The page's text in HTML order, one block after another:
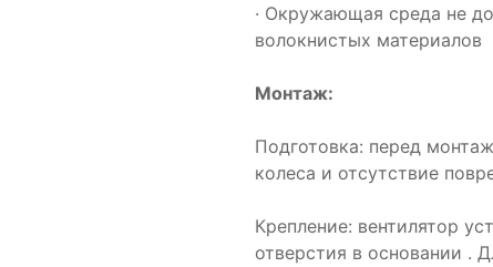
· Окружающая среда не
волокнистых материалов
Монтаж:
Подготовка: перед
колеса и отсутствие
Крепление: вентилятор
отверстия в основании .